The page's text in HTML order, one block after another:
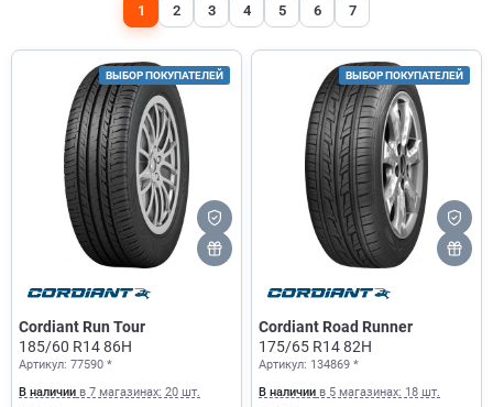
1 2 3 4 5 6 7
ВЫБОР ПОКУПАТЕЛЕЙ
Cordiant Run Tour
185/60 R14 86H
Артикул: 77590 *
В наличии в 7 магазинах: 20 шт.
ВЫБОР ПОКУПАТЕЛЕЙ
Cordiant Road Runner
175/65 R14 82H
Артикул: 134869 *
В наличии в 5 магазинах: 18 шт.